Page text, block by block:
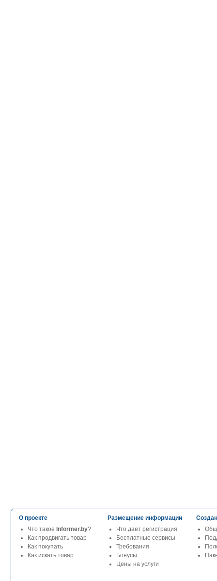
О проекте
Что такое Informer.by?
Как продвигать товар
Как покупать
Как искать товар
Размещение информации
Что дает регистрация
Бесплатные сервисы
Требования
Бонусы
Цены на услуги